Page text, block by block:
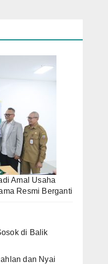
Amal Usaha
Resmi Berganti
di Balik
dan Nyai